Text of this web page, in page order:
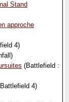
Stand
approche
4)
(Battlefield :
4)